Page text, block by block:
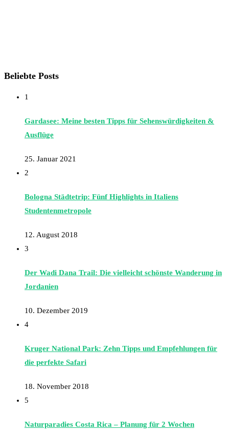
Beliebte Posts
1
Gardasee: Meine besten Tipps für Sehenswürdigkeiten &
Ausflüge
25. Januar 2021
2
Bologna Städtetrip: Fünf Highlights in Italiens
Studentenmetropole
12. August 2018
3
Der Wadi Dana Trail: Die vielleicht schönste Wanderung in
Jordanien
10. Dezember 2019
4
Kruger National Park: Zehn Tipps und Empfehlungen für
die perfekte Safari
18. November 2018
5
Naturparadies Costa Rica – Planung für 2 Wochen